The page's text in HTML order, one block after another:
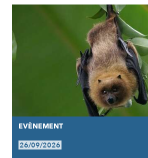
EVÈNEMENT
26/09/2026